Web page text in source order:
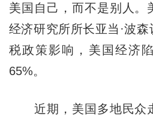
美国自己，而不是别人。
经济研究所所长亚当·波
税政策影响，美国经济
65%。
近期，美国多地民众